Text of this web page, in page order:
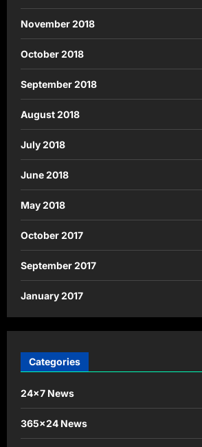
November 2018
October 2018
September 2018
August 2018
July 2018
June 2018
May 2018
October 2017
September 2017
January 2017
Categories
24×7 News
365×24 News